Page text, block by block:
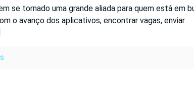
se tornado uma grande aliada para quem está em
o avanço dos aplicativos, encontrar vagas, enviar